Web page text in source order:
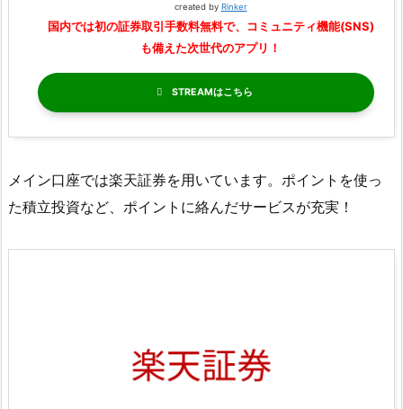
created by Rinker
国内では初の証券取引手数料無料で、コミュニティ機能(SNS)
も備えた次世代のアプリ！
STREAM
メイン口座では楽天証券を用いています。ポイントを使っ
た積立投資など、ポイントに絡んだサービスが充実！